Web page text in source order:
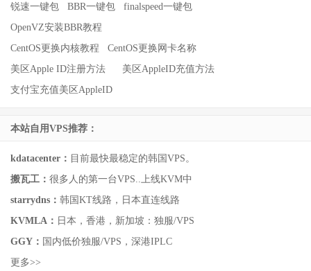
锐速一键包 BBR一键包
finalspeed一键包
OpenVZ安装BBR教程
CentOS更换内核教程
CentOS更换网卡名称
美区Apple ID注册方法
美区AppleID充值方法
支付宝充值美区AppleID
本站自用VPS推荐：
kdatacenter： 目前最快最稳定的韩国VPS。
搬瓦工： 很多人的第一台VPS..上线KVM中
starrydns： 韩国KT线路，日本直连线路
KVMLA： 日本，香港，新加坡：独服/VPS
GGY： 国内低价独服/VPS，深港IPLC
更多>>